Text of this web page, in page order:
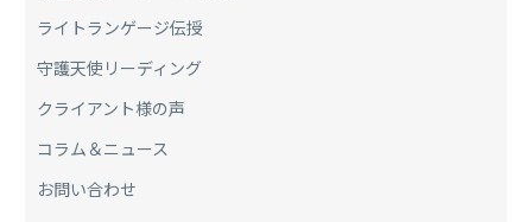
ライトランゲージ伝授
守護天使リーディング
クライアント様の声
コラム＆ニュース
お問い合わせ